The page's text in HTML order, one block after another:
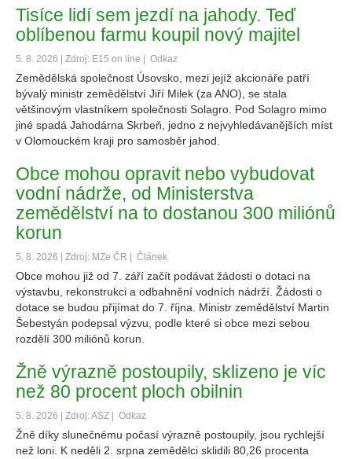
Tisíce lidí sem jezdí na jahody. Teď
oblíbenou farmu koupil nový majitel
5. 8. 2026 | Zdroj: E15 on line | Odkaz
Zemědělská společnost Úsovsko, mezi jejíž akcionáře patří
bývalý ministr zemědělství Jiří Milek (za ANO), se stala
většinovým vlastníkem společnosti Solagro. Pod Solagro mimo
jiné spadá Jahodárna Skrbeň, jedno z nejvyhledávanějších míst
v Olomouckém kraji pro samosběr jahod.
Obce mohou opravit nebo vybudovat
vodní nádrže, od Ministerstva
zemědělství na to dostanou 300 miliónů
korun
5. 8. 2026 | Zdroj: MZe ČR | Článek
Obce mohou již od 7. září začít podávat žádosti o dotaci na
výstavbu, rekonstrukci a odbahnění vodních nádrží. Žádosti o
dotace se budou přijímat do 7. října. Ministr zemědělství Martin
Šebestyán podepsal výzvu, podle které si obce mezi sebou
rozdělí 300 miliónů korun.
Žně výrazně postoupily, sklizeno je víc
než 80 procent ploch obilnin
5. 8. 2026 | Zdroj: ASZ | Odkaz
Žně díky slunečnému počasí výrazně postoupily, jsou rychlejší
než loni. K neděli 2. srpna zemědělci sklidili 80,26 procenta